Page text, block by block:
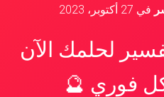
في 27 أكتوبر، 2023
لحلمك الآن
فوري 🔮